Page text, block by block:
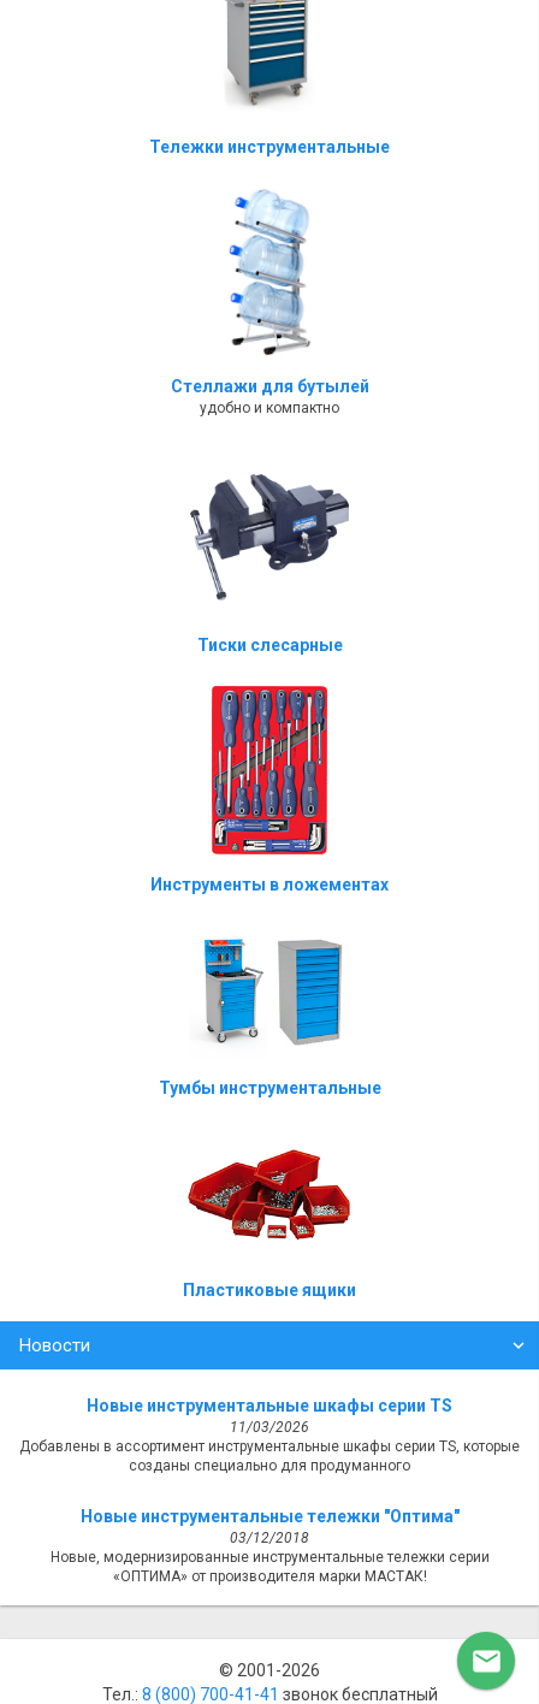
Тележки инструментальные
Стеллажи для бутылей
удобно и компактно
Тиски слесарные
Инструменты в ложементах
Тумбы инструментальные
Пластиковые ящики
Новости
Новые инструментальные шкафы серии TS
11/03/2026
Добавлены в ассортимент инструментальные шкафы серии TS, которые
созданы специально для продуманного
Новые инструментальные тележки "Оптима"
03/12/2018
Новые, модернизированные инструментальные тележки серии
«ОПТИМА» от производителя марки МАСТАК!
© 2001-2026
Тел.: 8 (800) ‎700-41-41 звонок бесплатный
